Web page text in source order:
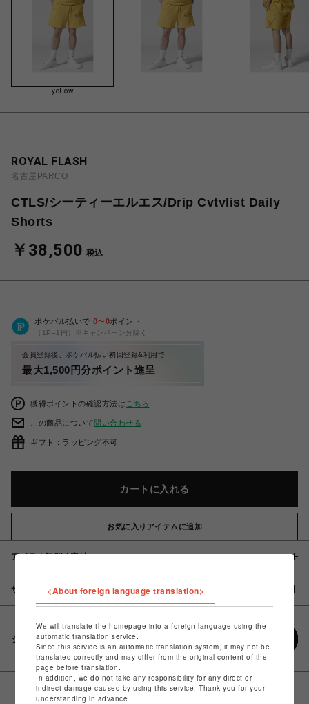
yellow
ROYAL FLASH
名古屋PARCO
CTLS/シーティーエルエス/Drip Cvtvlist Daily
Shorts
￥38,500 税込
ポケパル払いで 0〜0ポイント
（1P=1円）※キャンペーン分除く
会員登録後、ポケパル払い初回登録&利用で
最大1,500円分ポイント進呈
獲得ポイントの確認方法は こちら
この商品について問い合わせる
ギフト：ラッピング不可
カートに入れる
お気に入りアイテムに追加
アイテム説明 / 素材
サイズ
シェアする
<About foreign language translation>
We will translate the homepage into a foreign language using the
automatic translation service.
Since this service is an automatic translation system, it may not be
translated correctly and may differ from the original content of the
page before translation.
In addition, we do not take any responsibility for any direct or
indirect damage caused by using this service. Thank you for your
understanding in advance.